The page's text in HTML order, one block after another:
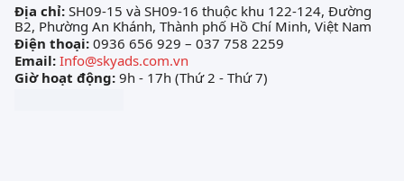
Địa chỉ: SH09-15 và SH09-16 thuộc khu 122-124, Đường
B2, Phường An Khánh, Thành phố Hồ Chí Minh, Việt Nam
Điện thoại: 0936 656 929 – 037 758 2259
Email: Info@skyads.com.vn
Giờ hoạt động: 9h - 17h (Thứ 2 - Thứ 7)